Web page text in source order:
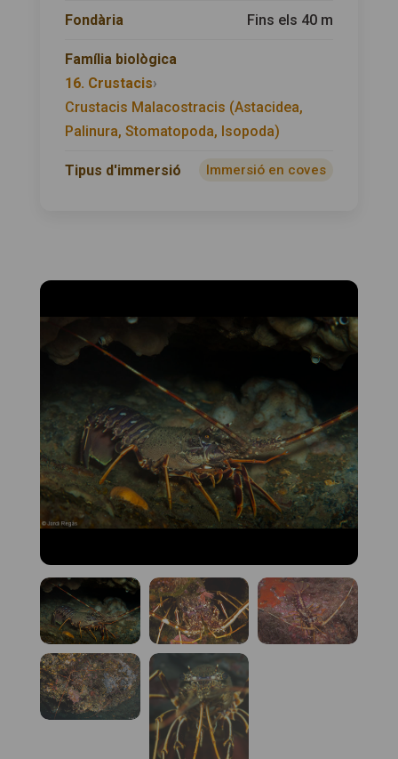
Fondària Fins els 40 m
Família biològica
16. Crustacis›
Crustacis Malacostracis (Astacidea,
Palinura, Stomatopoda, Isopoda)
Tipus d'immersió Immersió en coves